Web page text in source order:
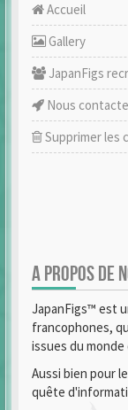
Accueil
Gallery
JapanFigs
Nous
Supprimer les
A PROPOS DE
JapanFigs™ est
francophones,
issues du
Aussi bien pour
quête